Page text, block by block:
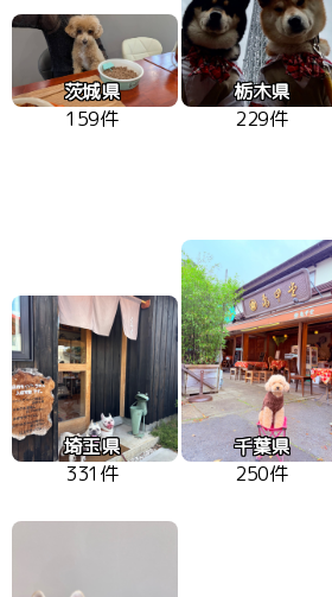
茨城県
159件
栃木県
229件
埼玉県
331件
千葉県
250件